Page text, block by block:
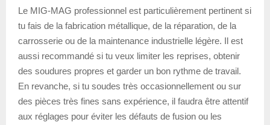
Le MIG-MAG professionnel est particulièrement pertinent si
tu fais de la fabrication métallique, de la réparation, de la
carrosserie ou de la maintenance industrielle légère. Il est
aussi recommandé si tu veux limiter les reprises, obtenir
des soudures propres et garder un bon rythme de travail.
En revanche, si tu soudes très occasionnellement ou sur
des pièces très fines sans expérience, il faudra être attentif
aux réglages pour éviter les défauts de fusion ou les